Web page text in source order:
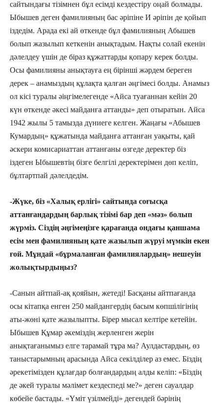
сайтындағы тізімнен бұл есімді кездестіру оңай болмады.
Ыбышев деген фамилияның бас әріпіне И әріпін де қойып
іздедім. Арада екі ай өткенде бұл фамилияның Абышев
болып жазылып кеткенін анықтадым. Нақты солай екенін
дәлелдеу үшін де біраз құжаттарды қопару керек болды.
Осы фамилияны анықтауға ең бірінші жәрдем береген
дерек – анамыздың құлақта қалған әңгімесі болды. Анамыз
ол кісі туралы әіңгімелегенде «Айса туағаннан кейін 20
күн өткенде әкесі майданға аттанды» деп отыратын. Айса
1942 жылы 5 тамызда дүниеге келген. Жаңағы «Абышев
Кумардың» құжатында майданға аттанған уақыты, қай
әскери комисариаттан аттанғаны өзгеде деректер біз
іздеген Ыбышевтің бізге белгілі деректерімен дөп келіп,
бұлтартпай дәлелдедім.
-Жүке, біз «Халық ерлігі» сайтында соғысқа
аттанғандардың барлық тізімі бар деп «мәз» болып
жүрміз. Сіздің әңгімеңізге қарағанда ондағы қаншама
есім мен фамилияның қате жазылып жүруі мүмкін екен
ғой. Мұндай «бұрмаланған фамилиялардың» нешеуін
жолықтырдыңыз?
-Санын айтпай-ақ қояйын, жетеді! Басқаны айтпағанда
осы кітапқа енген 250 майдангердің басым көпшілігінің
аты-жөні қате жазылыпты. Бірер мысал келтіре кетейін.
Ыбышев Құмар әкеміздің жерленген жерін
анықтағанымыз елге тарамай тұра ма? Аулдастардың, өз
таныстарымның арасында Айса секілділер аз емес. Біздің
әрекетімізден құлағдар болғандардың алды келіп: «Біздің
де әкей туралы мәлімет кездеспеді ме?» деген сауалдар
көбейе бастады. «Үміт үзілмейді» дегендей бәрінің